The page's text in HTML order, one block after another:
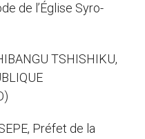
de l’Église Syro-
TSHISHIKU,
Préfet de la